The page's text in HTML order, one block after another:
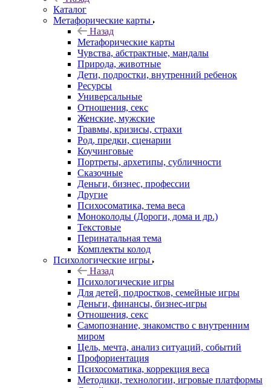
Каталог
Mетафорические карты
Назад
Mетафорические карты
Чувства, абстрактные, мандалы
Природа, животные
Дети, подростки, внутренний ребенок
Ресурсы
Универсальные
Отношения, секс
Женские, мужские
Травмы, кризисы, страхи
Род, предки, сценарии
Коучинговые
Портреты, архетипы, субличности
Сказочные
Деньги, бизнес, профессии
Другие
Психосоматика, тема веса
Моноколоды (Дороги, дома и др.)
Текстовые
Перинатальная тема
Комплекты колод
Психологические игры
Назад
Психологические игры
Для детей, подростков, семейные игры
Деньги, финансы, бизнес-игры
Отношения, секс
Самопознание, знакомство с внутренним
миром
Цель, мечта, анализ ситуаций, событий
Профориентация
Психосоматика, коррекция веса
Методики, технологии, игровые платформы